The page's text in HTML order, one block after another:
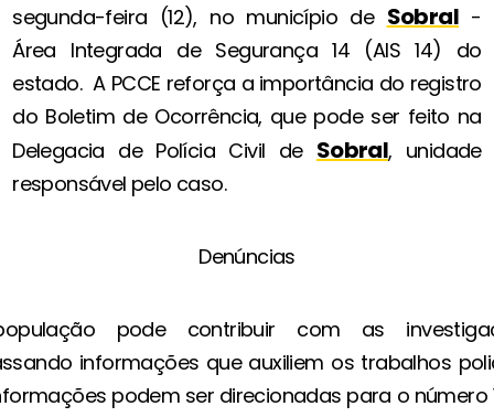
segunda-feira (12), no município de Sobral-
Área Integrada de Segurança 14 (AIS 14) do
estado. A PCCE reforça a importância do registro
do Boletim de Ocorrência, que pode ser feito na
Delegacia de Polícia Civil de Sobral, unidade
responsável pelo caso.
Denúncias
pode contribuir com as
informações que auxiliem os trabalhos
podem ser direcionadas para o número